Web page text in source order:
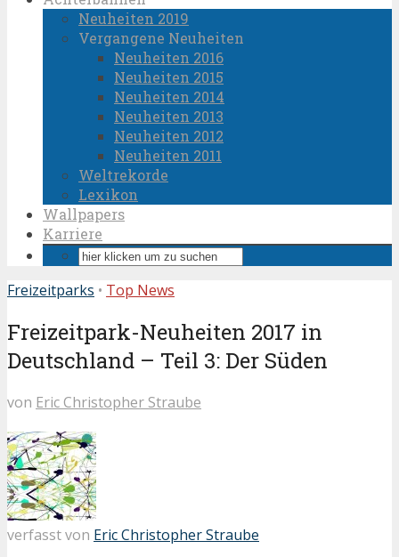
Neuheiten 2019
Vergangene Neuheiten
Neuheiten 2016
Neuheiten 2015
Neuheiten 2014
Neuheiten 2013
Neuheiten 2012
Neuheiten 2011
Weltrekorde
Lexikon
Wallpapers
Karriere
Freizeitparks • Top News
Freizeitpark-Neuheiten 2017 in
Deutschland – Teil 3: Der Süden
von Eric Christopher Straube
verfasst von Eric Christopher Straube